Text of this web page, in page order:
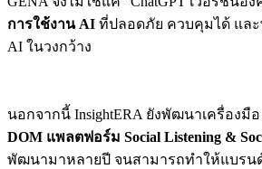
การใช้งาน AI ที่ปลอดภัย ควบคุมได้ แล
AI ในวงกว้าง
นอกจากนี้ InsightERA ยังพัฒนาเครื่องมือ
DOM แพลตฟอร์ม Social Listening &
พัฒนามาหลายปี จนสามารถทำให้แบรนด์